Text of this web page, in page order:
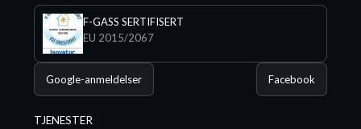
F-GASS SERTIFISERT
EU 2015/2067
Google-anmeldelser Facebook
TJENESTER